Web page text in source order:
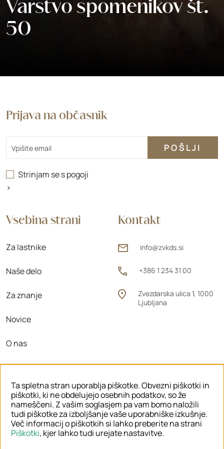
Varstvo spomenikov št.
50
Kontakt
info@zvkds.si
+386 1 234 31 00
Zvezdarska ulica 1, 1000
Ljubljana
Vsebina strani
Za lastnike
Naše delo
Za znanje
Novice
O nas
Območne enote
Prijava na občasnik
Strinjam se spogoji
>
© 2026 ZVKDS
PRAVNO OBVESTILO
Ta spletna stran uporablja piškotke. Obvezni piškotki in
piškotki, ki ne obdelujejo osebnih podatkov, so že
nameščeni. Z vašim soglasjem pa vam bomo naložili
tudi piškotke za izboljšanje vaše uporabniške izkušnje.
Več informacij o piškotkih si lahko preberite na strani
Piškotki, kjer lahko tudi urejate nastavitve.